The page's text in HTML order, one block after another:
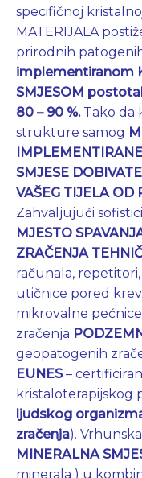
specifičnoj
MATERIJALA
prirodnih
implementiranom
SMJESOM
80 – 90 %.Tako da
strukture samog
SMJESE
VAŠEG TIJELA OD
Zahvaljujući
MJESTO
ZRAČENJA
računala,
utičnice pored
mikrovalne
zračenja
geopatogenih
EUNES–
kristaloterapijskog
ljudskog
zračenja).
MINERALNA
minerala ) u